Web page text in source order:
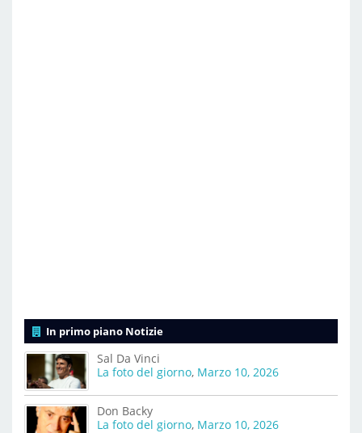
In primo piano Notizie
Sal Da Vinci
La foto del giorno, Marzo 10, 2026
Don Backy
La foto del giorno, Marzo 10, 2026